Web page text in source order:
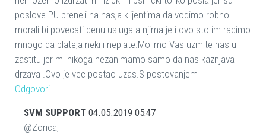
poslove PU preneli na nas,a klijentima da vodimo robno
morali bi povecati cenu usluga a njima je i ovo sto im radimo
mnogo da plate,a neki i neplate.Molimo Vas uzmite nas u
zastitu jer mi nikoga nezanimamo samo da nas kaznjava
drzava .Ovo je vec postao uzas.S postovanjem
Odgovori
SVM SUPPORT 04.05.2019 05:47
@Zorica,